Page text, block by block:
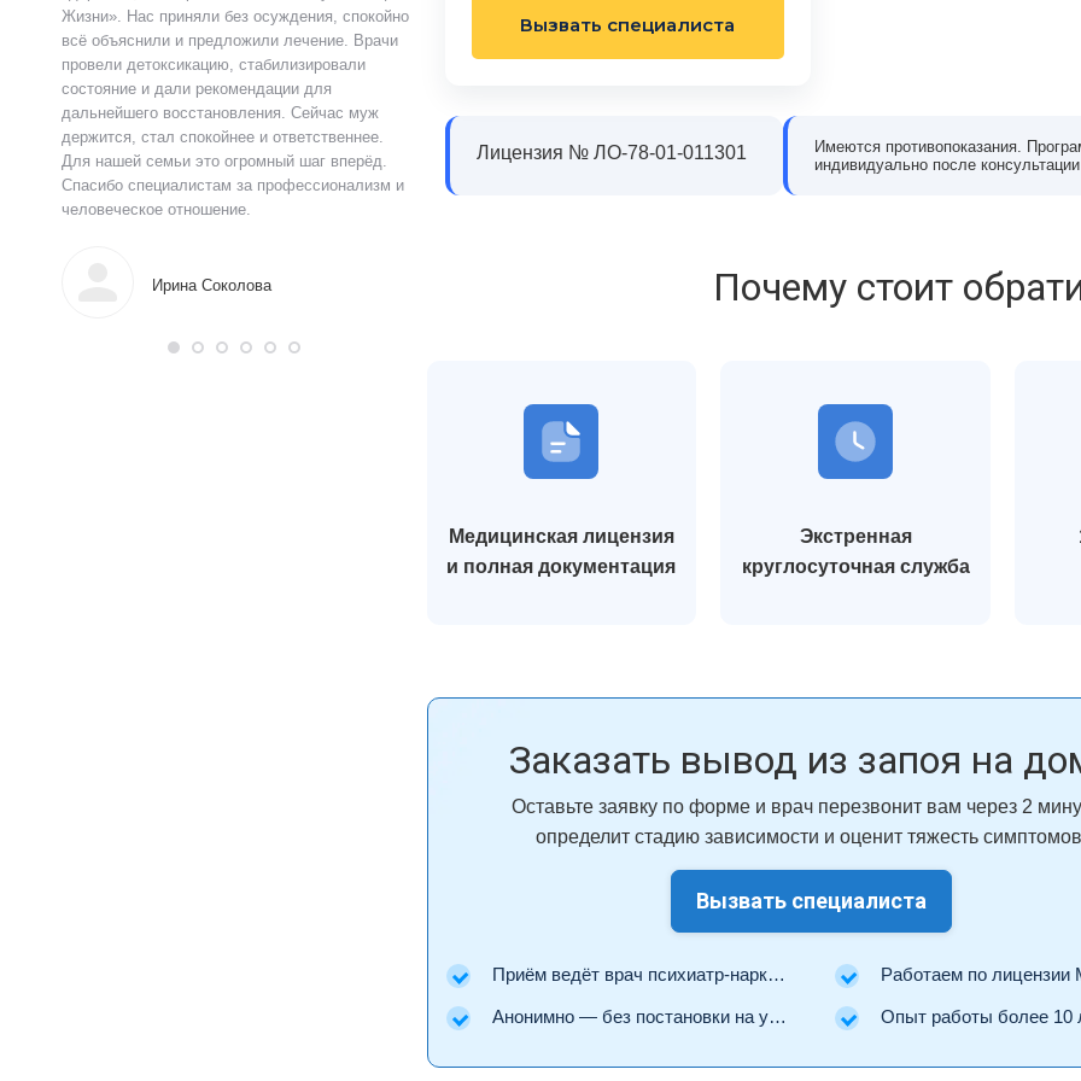
Жизни». Нас приняли без осуждения, спокойно
всё объяснили и предложили лечение. Врачи
провели детоксикацию, стабилизировали
состояние и дали рекомендации для
дальнейшего восстановления. Сейчас муж
держится, стал спокойнее и ответственнее.
Для нашей семьи это огромный шаг вперёд.
Спасибо специалистам за профессионализм и
человеческое отношение.
Ирина Соколова
чувства быстро ушли. Врач внимательно
и предложил понятный план лечения. Всё
лечения я впервые за долгое время
что могу жить трезво. Благодарен клинике за
поддержку.
и нас как родителей. С ним работали врачи и
Сейчас он проходит восстановление и
возвращается к нормальной жизни. Эта
клиника дала нам надежду и шанс всё
изменить.
Вызвать специалиста
Лицензия № ЛО-78-01-011301
Имеются противопоказания.
индивидуально после
Почему стоит
Медицинская лицензия
и полная документация
Экстренная
круглосуточная служба
Заказать вывод из запоя на
Оставьте заявку по форме и врач перезвонит вам через 2
определит стадию зависимости и оценит тяжесть
Вызвать специалиста
Приём ведёт врач психиатр-нарколог. Работаем по лицензии
Анонимно — без постановки на учёт. Опыт работы более 10